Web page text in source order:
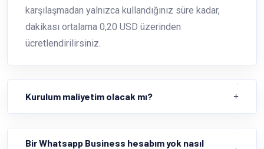
karşılaşmadan yalnızca kullandığınız süre kadar,
dakikası ortalama 0,20 USD üzerinden
ücretlendirilirsiniz.
Kurulum maliyetim olacak mı?
Bir Whatsapp Business hesabım yok nasıl